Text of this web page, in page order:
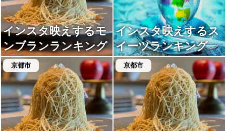
インスタ映えするモ
ンブランランキング
インスタ映えするス
イーツランキング
京都市 京都市